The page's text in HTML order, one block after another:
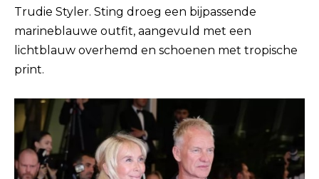
Trudie Styler. Sting droeg een bijpassende
marineblauwe outfit, aangevuld met een
lichtblauw overhemd en schoenen met tropische
print.